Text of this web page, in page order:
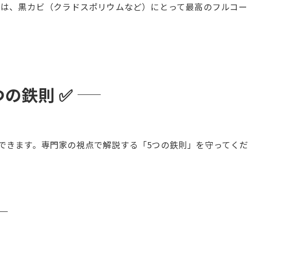
、黒カビ（クラドスポリウムなど）にとって最高のフルコー
鉄則 ✅
ます。専門家の視点で解説する「5つの鉄則」を守ってくだ